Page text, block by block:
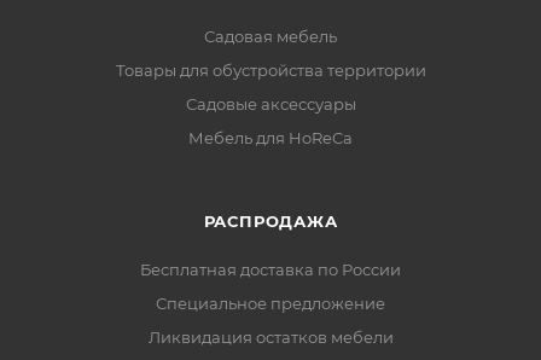
Садовая мебель
Товары для обустройства территории
Садовые аксессуары
Мебель для HoReCa
РАСПРОДАЖА
Бесплатная доставка по России
Специальное предложение
Ликвидация остатков мебели